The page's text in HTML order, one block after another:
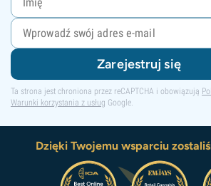
Zarejestruj się
Ta strona jest chroniona przez reCAPTCHA i obowiązują
Warunki korzystania z usług Google.
Dzięki Twojemu wsparciu